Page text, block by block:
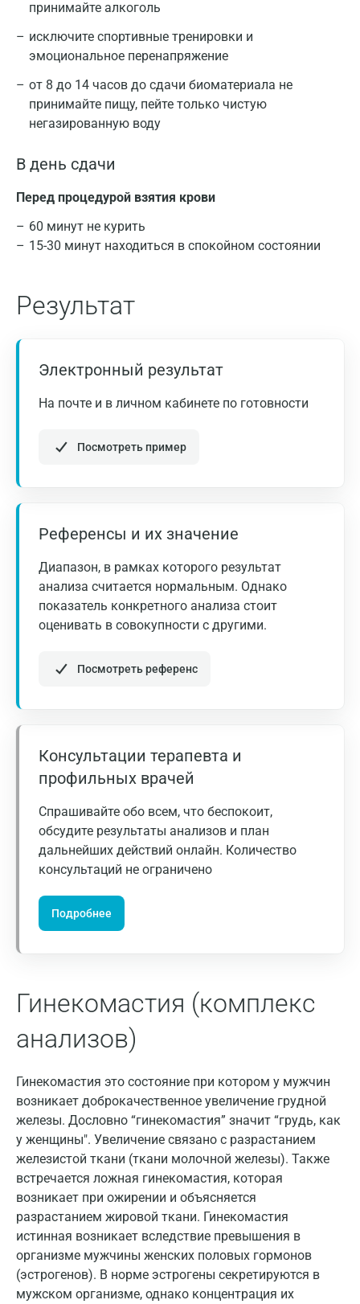
принимайте алкоголь
исключите спортивные тренировки и
эмоциональное перенапряжение
от 8 до 14 часов до сдачи биоматериала не
принимайте пищу, пейте только чистую
негазированную воду
В день сдачи
Перед процедурой взятия крови
60 минут не курить
15-30 минут находиться в спокойном состоянии
Результат
Электронный результат
На почте и в личном кабинете по готовности
Посмотреть пример
Референсы и их значение
Диапазон, в рамках которого результат
анализа считается нормальным. Однако
показатель конкретного анализа стоит
оценивать в совокупности с другими.
Посмотреть референс
данными других исследований.
Консультации терапевта и
профильных врачей
Спрашивайте обо всем, что беспокоит,
обсудите результаты анализов и план
дальнейших действий онлайн. Количество
консультаций не ограничено
Подробнее
Гинекомастия (комплекс
анализов)
Гинекомастия это состояние при котором у мужчин
возникает доброкачественное увеличение грудной
железы. Дословно “гинекомастия” значит “грудь, как
у женщины". Увеличение связано с разрастанием
железистой ткани (ткани молочной железы). Также
встречается ложная гинекомастия, которая
возникает при ожирении и объясняется
разрастанием жировой ткани. Гинекомастия
истинная возникает вследствие превышения в
организме мужчины женских половых гормонов
(эстрогенов). В норме эстрогены секретируются в
мужском организме, однако концентрация их
Нижний Новгород
Армавир
Барнаул
Брянск
Великий Новгород
Владимир
Вологда
Всеволожск
Гатчина
Голубое
Дзержинск
Дмитров
Долгопрудный
Домодедово
Екатеринбург
Жуковский
Зеленоград
Иваново
Ивантеевка
Ижевск